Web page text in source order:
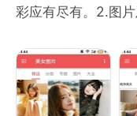
页截图、学习笔记
【视频提取】
支持从视频中快速
彩应有尽有。2.图
壁纸，开启一天好
网络您也可以回味。